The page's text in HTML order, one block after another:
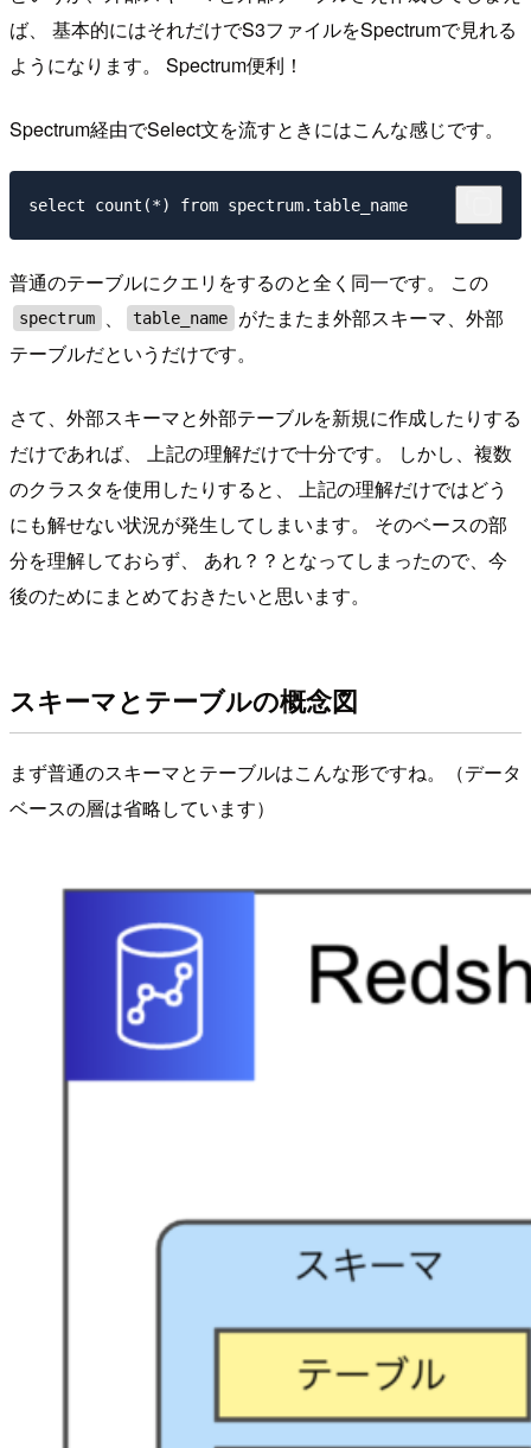
ば、 基本的にはそれだけでS3ファイルをSpectrumで見れる
ようになります。 Spectrum便利！
Spectrum経由でSelect文を流すときにはこんな感じです。
普通のテーブルにクエリをするのと全く同一です。 この
spectrum 、 table_name
がたまたま外部スキーマ、外部
テーブルだというだけです。
さて、外部スキーマと外部テーブルを新規に作成したりする
だけであれば、 上記の理解だけで十分です。 しかし、複数
のクラスタを使用したりすると、 上記の理解だけではどう
にも解せない状況が発生してしまいます。 そのベースの部
分を理解しておらず、 あれ？？となってしまったので、今
後のためにまとめておきたいと思います。
スキーマとテーブルの概念図
まず普通のスキーマとテーブルはこんな形ですね。（データ
ベースの層は省略しています）